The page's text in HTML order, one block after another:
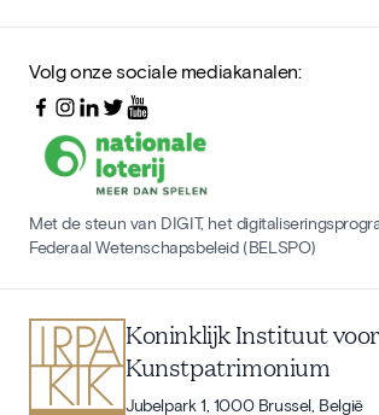
Volg onze sociale mediakanalen:
Met de steun van DIGIT, het
Federaal Wetenschapsbeleid (BELSPO)
Koninklijk Instituut
Kunstpatrimonium
Jubelpark 1, 1000 Brussel, België